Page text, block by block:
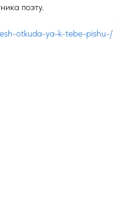
поэту.
otkuda-ya-k-tebe-pishu-/